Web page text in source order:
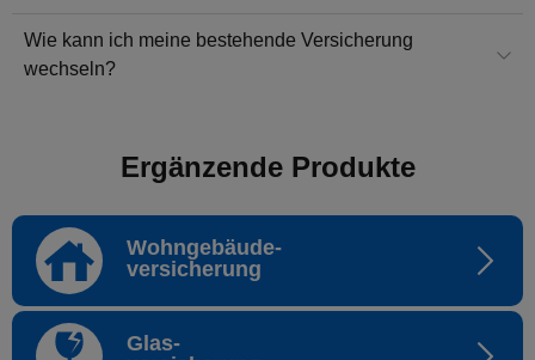
Wie kann ich meine bestehende Versicherung
wechseln?
Ergänzende Produkte
Wohngebäude-
versicherung
Glas-